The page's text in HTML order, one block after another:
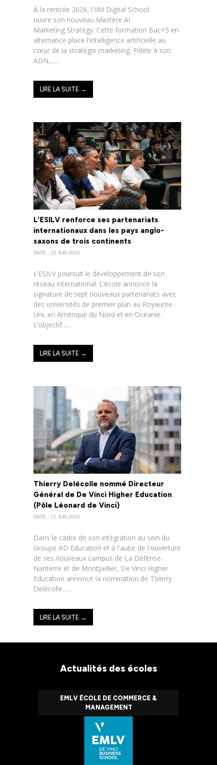
À la rentrée 2026, l'IIM Digital School
ouvre son nouveau Mastère AI
Marketing Strategy. Cette formation Bac+5 en
alternance place l'intelligence artificielle au
cœur de la stratégie marketing. Fidèle à son
ADN,......
LIRE LA SUITE →
L’ESILV renforce ses partenariats
internationaux dans les pays anglo-
saxons de trois continents
DATE : 22 JUN 2026
L’ESILV poursuit le développement de son
réseau international. L’école annonce la
signature de sept nouveaux partenariats avec
des universités de premier plan au Royaume-
Uni, en Amérique du Nord et en Océanie.
L’objectif......
LIRE LA SUITE →
Thierry Delécolle nommé Directeur
Général de De Vinci Higher Education
(Pôle Léonard de Vinci)
DATE : 12 JUN 2026
Dans le cadre de son intégration au sein du
Groupe AD Education et à l'aube de l'ouverture
de ses nouveaux campus de La Défense-
Nanterre et de Montpellier, De Vinci Higher
Education annonce la nomination de Thierry
Delécolle......
LIRE LA SUITE →
Actualités des écoles
EMLV ÉCOLE DE COMMERCE &
MANAGEMENT